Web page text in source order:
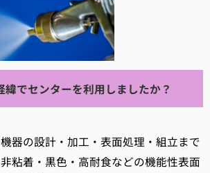
緯でセンターを利用しましたか？
器の設計・加工・表面処理・組立まで
粘着・黒色・高耐食などの機能性表面